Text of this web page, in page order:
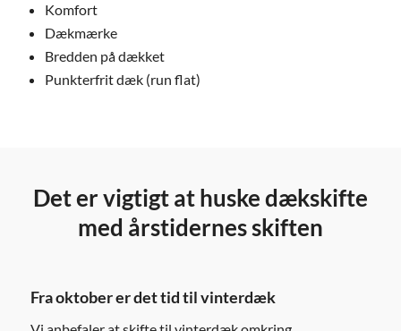
Komfort
Dækmærke
Bredden på dækket
Punkterfrit dæk (run flat)
Det er vigtigt at huske dækskifte
med årstidernes skiften
Fra oktober er det tid til vinterdæk